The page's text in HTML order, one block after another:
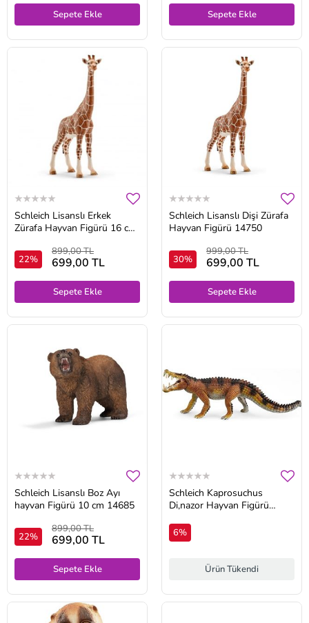
Sepete Ekle Sepete Ekle
Schleich Lisanslı Erkek
Zürafa Hayvan Figürü 16 cm
22%
899,00 TL
699,00 TL
Sepete Ekle
Schleich Lisanslı Dişi Zürafa
Hayvan Figürü 14750
30%
999,00 TL
699,00 TL
Sepete Ekle
Schleich Lisanslı Boz Ayı
hayvan Figürü 10 cm 14685
22%
899,00 TL
699,00 TL
Sepete Ekle
Schleich Kaprosuchus
Di,nazor Hayvan Figürü
6%
Ürün Tükendi